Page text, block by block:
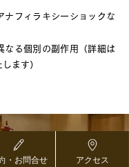
ナフィラキシーショックな
なる個別の副作用（詳細は
ます）
お問い合わせ ›
ィネーターの方へ ›
・お問合せ アクセス